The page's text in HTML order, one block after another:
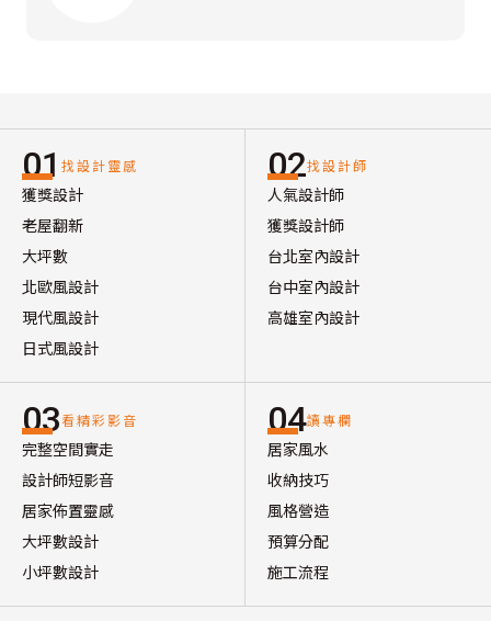
01 找設計靈感
獲獎設計
老屋翻新
大坪數
北歐風設計
現代風設計
日式風設計
02找設計師
人氣設計師
獲獎設計師
台北室內設計
台中室內設計
高雄室內設計
03看精彩影音
完整空間實走
設計師短影音
居家佈置靈感
大坪數設計
小坪數設計
04讀專欄
居家風水
收納技巧
風格營造
預算分配
施工流程